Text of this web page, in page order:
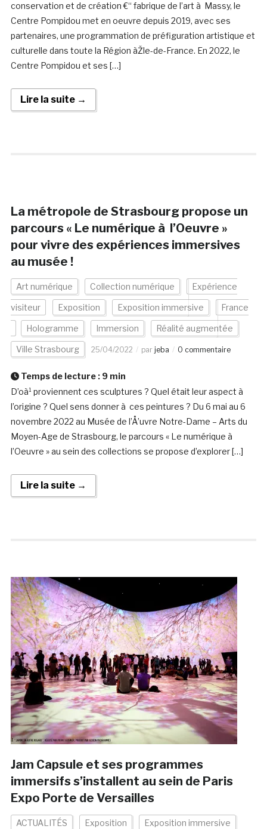
conservation et de création €“ fabrique de l’art à Massy, le
Centre Pompidou met en oeuvre depuis 2019, avec ses
partenaires, une programmation de préfiguration artistique et
culturelle dans toute la Région àŽle-de-France. En 2022, le
Centre Pompidou et ses […]
Lire la suite →
La métropole de Strasbourg propose un
parcours « Le numérique à l’Oeuvre »
pour vivre des expériences immersives
au musée !
Art numérique Collection numérique Expérience
visiteur Exposition Exposition immersive France
Hologramme Immersion Réalité augmentée
Ville Strasbourg 25/04/2022 par jeba 0 commentaire
Temps de lecture : 9 min
D’oà¹ proviennent ces sculptures ? Quel était leur aspect à
l’origine ? Quel sens donner à ces peintures ? Du 6 mai au 6
novembre 2022 au Musée de l’Å’uvre Notre-Dame – Arts du
Moyen-Age de Strasbourg, le parcours « Le numérique à
l’Oeuvre » au sein des collections se propose d’explorer […]
Lire la suite →
Jam Capsule et ses programmes
immersifs s’installent au sein de Paris
Expo Porte de Versailles
ACTUALITÉS Exposition Exposition immersive